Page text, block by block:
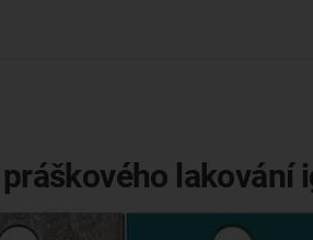
lakování